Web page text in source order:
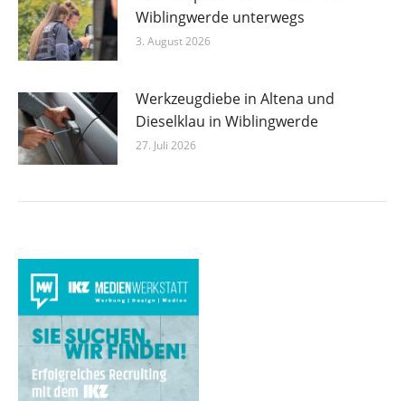
Wiblingwerde unterwegs
3. August 2026
Werkzeugdiebe in Altena und
Dieselklau in Wiblingwerde
27. Juli 2026